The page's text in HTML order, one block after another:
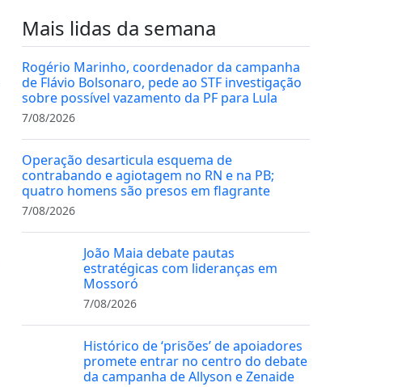
Mais lidas da semana
Rogério Marinho, coordenador da campanha
de Flávio Bolsonaro, pede ao STF investigação
sobre possível vazamento da PF para Lula
7/08/2026
Operação desarticula esquema de
contrabando e agiotagem no RN e na PB;
quatro homens são presos em flagrante
7/08/2026
João Maia debate pautas
estratégicas com lideranças em
Mossoró
7/08/2026
Histórico de ‘prisões’ de apoiadores
promete entrar no centro do debate
da campanha de Allyson e Zenaide